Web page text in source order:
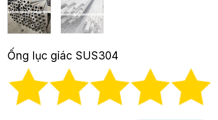
Ống lục giác SUS304